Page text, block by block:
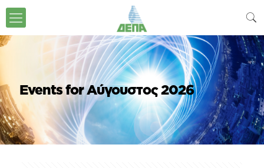
Events for Αύγουστος 2026